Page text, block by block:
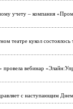
учету – компания
театре кукол
вебинар
с наступающим